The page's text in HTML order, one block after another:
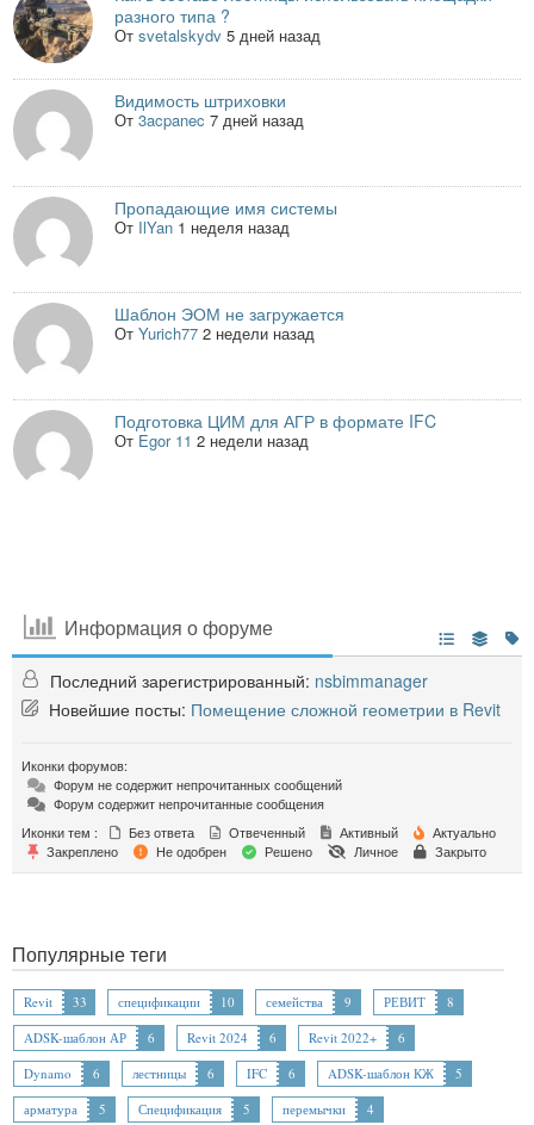
разного типа ?
Отsvetalskydv 5 дней назад
Видимость штриховки
От3acpanec 7 дней назад
Пропадающие имя системы
От IlYan 1 неделя назад
Шаблон ЭОМ не загружается
ОтYurich77 2 недели назад
Подготовка ЦИМ для АГР в формате IFC
От Egor 11 2 недели назад
Информация о форуме
Последний зарегистрированный: nsbimmanager
Новейшие посты: Помещение сложной геометрии в Revit
Иконки форумов:
Форум не содержит непрочитанных сообщений
Форум содержит непрочитанные сообщения
Иконки тем :
Без ответа Отвеченный Активный
Актуально
Закреплено
Не одобрен Решено Личное Закрыто
Популярные теги
Revit 33 спецификации 10 семейства 9 РЕВИТ
8
ADSK-шаблон АР
6 Revit 2024 6 Revit 2022+
6
Dynamo
6 лестницы 6 IFC 6 ADSK-шаблон КЖ
5
арматура
5 Спецификация 5 перемычки 4